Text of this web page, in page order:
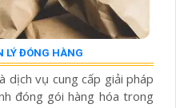
LÝ ĐÓNG HÀNG
dịch vụ cung cấp giải pháp
đóng gói hàng hóa trong